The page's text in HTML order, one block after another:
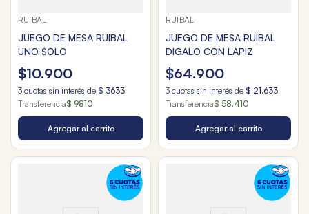
RUIBAL
JUEGO DE MESA RUIBAL
UNO SOLO
$10.900
3 cuotas sin interés de $ 3633
Transferencia$ 9810
Agregar al carrito
RUIBAL
JUEGO DE MESA RUIBAL
DIGALO CON LAPIZ
$64.900
3 cuotas sin interés de $ 21.633
Transferencia$ 58.410
Agregar al carrito